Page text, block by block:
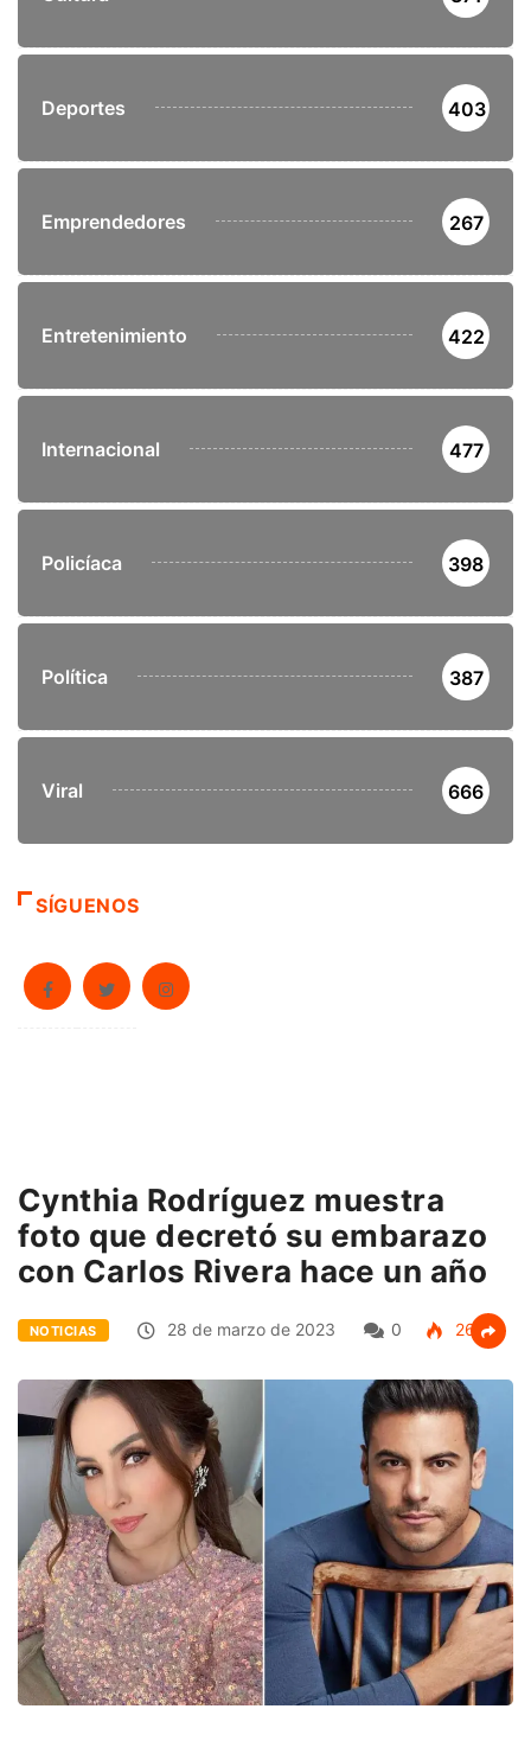
Deportes 403
Emprendedores 267
Entretenimiento 422
Internacional 477
Policíaca 398
Política 387
Viral 666
SÍGUENOS
Cynthia Rodríguez muestra
foto que decretó su embarazo
con Carlos Rivera hace un año
NOTICIAS 28 de marzo de 2023 0 264